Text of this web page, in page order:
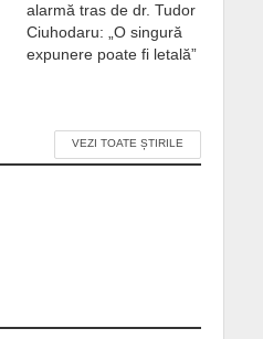
alarmă tras de dr. Tudor
Ciuhodaru: „O singură
expunere poate fi letală”
VEZI TOATE ȘTIRILE